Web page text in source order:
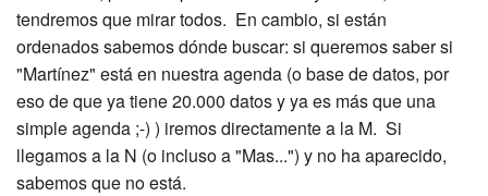
tendremos que mirar todos. En cambio, si están
ordenados sabemos dónde buscar: si queremos saber si
"Martínez" está en nuestra agenda (o base de datos, por
eso de que ya tiene 20.000 datos y ya es más que una
simple agenda ;-) ) iremos directamente a la M. Si
llegamos a la N (o incluso a "Mas...") y no ha aparecido,
sabemos que no está.